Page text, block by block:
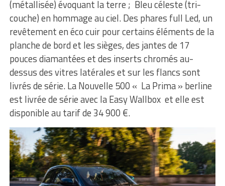
(métallisée) évoquant la terre ; Bleu céleste (tri-
couche) en hommage au ciel. Des phares full Led, un
revêtement en éco cuir pour certains éléments de la
planche de bord et les sièges, des jantes de 17
pouces diamantées et des inserts chromés au-
dessus des vitres latérales et sur les flancs sont
livrés de série. La Nouvelle 500 « La Prima » berline
est livrée de série avec la Easy Wallbox et elle est
disponible au tarif de 34 900 €.